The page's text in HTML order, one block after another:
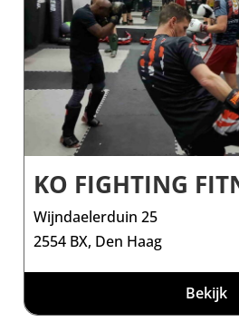
KO FIGHTING
Wijndaelerduin 25
2554 BX, Den Haag
Bekijk